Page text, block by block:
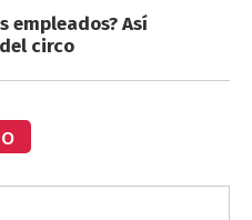
empleados? Así
circo